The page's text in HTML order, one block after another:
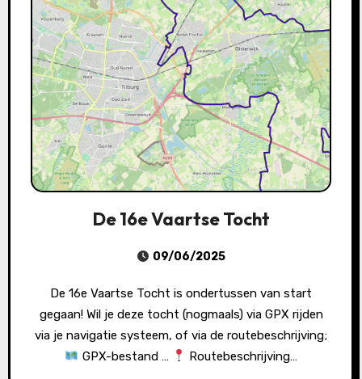
De 16e Vaartse Tocht
09/06/2025
De 16e Vaartse Tocht is ondertussen van start
gegaan! Wil je deze tocht (nogmaals) via GPX rijden
via je navigatie systeem, of via de routebeschrijving;
GPX-bestand …
Routebeschrijving…